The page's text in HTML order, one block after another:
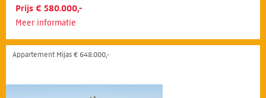
Prijs € 580.000,-
Meer informatie
Appartement Mijas € 648.000,-